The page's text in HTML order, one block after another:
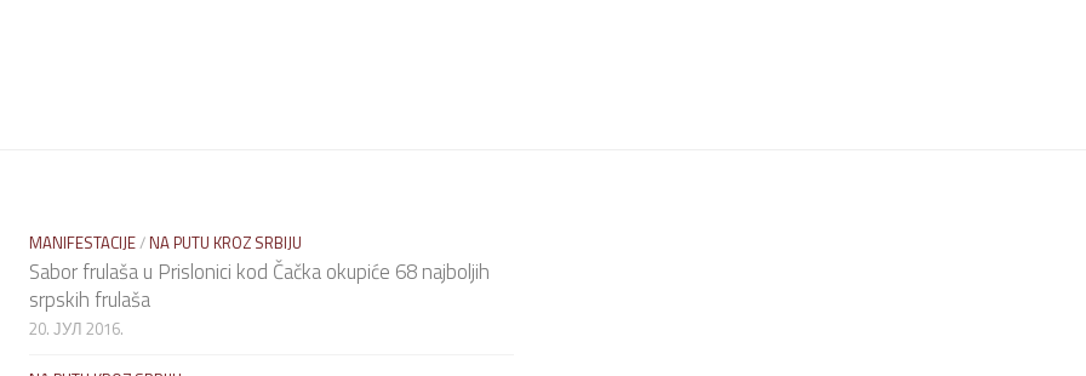
MANIFESTACIJE/ NA PUTU KROZ SRBIJU
Sabor frulaša u Prislonici kod Čačka okupiće 68 najboljih
srpskih frulaša
20. ЈУЛ 2016.